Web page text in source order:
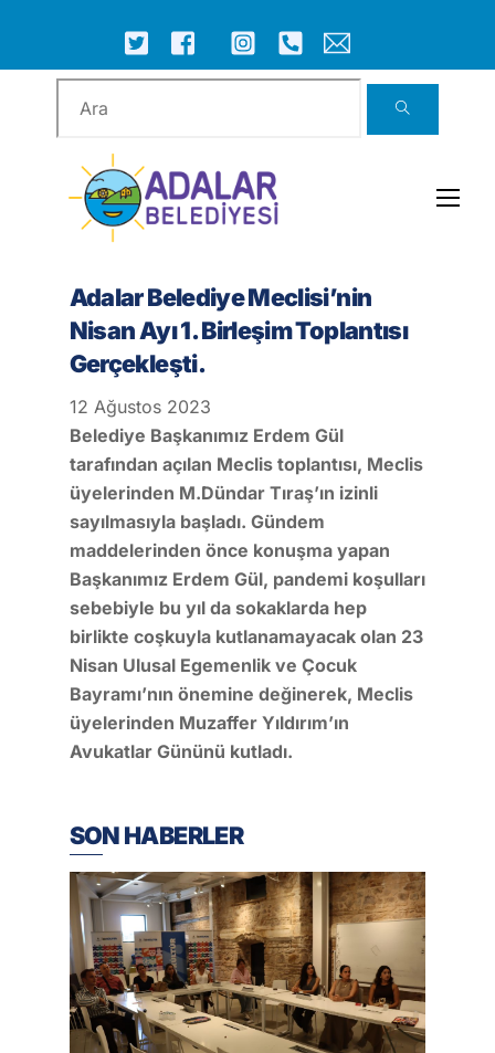
content
ICON
LABEL
ICON
LABEL
ICON
ICON
LABEL
ICON
LABEL
ICON
LABEL
Adalar Belediye Meclisi’nin
Nisan Ayı 1. Birleşim Toplantısı
Gerçekleşti.
12 Ağustos 2023
Belediye Başkanımız Erdem Gül
tarafından açılan Meclis toplantısı, Meclis
üyelerinden M.Dündar Tıraş’ın izinli
sayılmasıyla başladı. Gündem
maddelerinden önce konuşma yapan
Başkanımız Erdem Gül, pandemi koşulları
sebebiyle bu yıl da sokaklarda hep
birlikte coşkuyla kutlanamayacak olan 23
Nisan Ulusal Egemenlik ve Çocuk
Bayramı’nın önemine değinerek, Meclis
üyelerinden Muzaffer Yıldırım’ın
Avukatlar Gününü kutladı.
SON HABERLER